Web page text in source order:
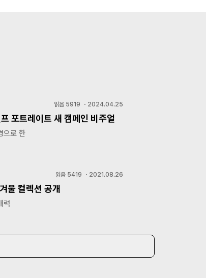
읽음 5919 ・ 2024.04.25
포트레이트 새 캠페인 비주얼
으로 한
읽음 5419 ・ 2021.08.26
울 컬렉션 공개
력